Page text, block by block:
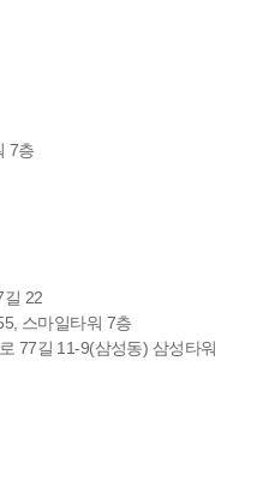
7층
길 22
스마일타워 7층
77길 11-9(삼성동) 삼성타워